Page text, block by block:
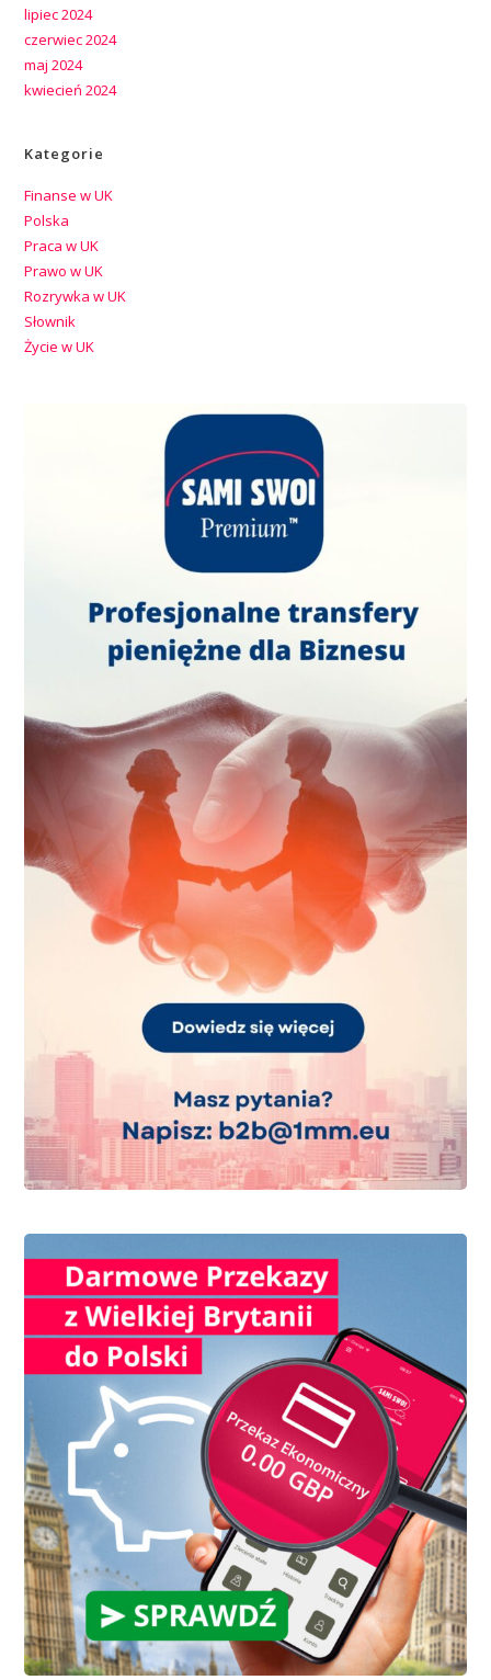
lipiec 2024
czerwiec 2024
maj 2024
kwiecień 2024
Kategorie
Finanse w UK
Polska
Praca w UK
Prawo w UK
Rozrywka w UK
Słownik
Życie w UK